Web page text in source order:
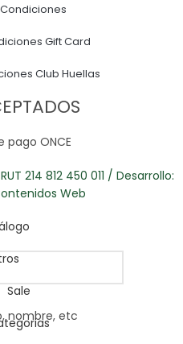
Gift Card
Club Huellas
214 812 450 011 / Desarrollo:
Web
nombre, etc
Sale